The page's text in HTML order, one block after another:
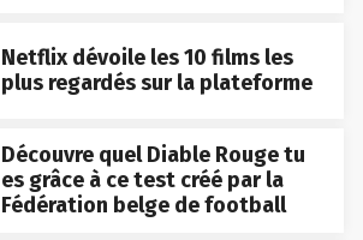
Netflix dévoile les 10 films les
plus regardés sur la plateforme
Découvre quel Diable Rouge tu
es grâce à ce test créé par la
Fédération belge de football